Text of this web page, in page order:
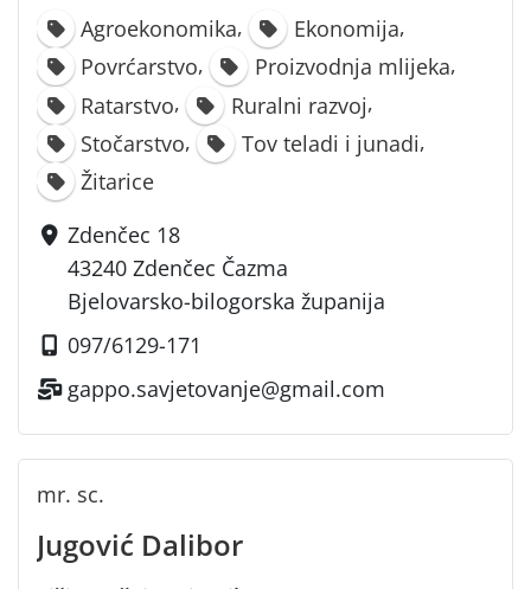
Agroekonomika, Ekonomija,
Povrćarstvo, Proizvodnja mlijeka,
Ratarstvo, Ruralni razvoj,
Stočarstvo, Tov teladi i junadi,
Žitarice
Zdenčec 18
43240 Zdenčec Čazma
Bjelovarsko-bilogorska županija
097/6129-171
gappo.savjetovanje@gmail.com
mr. sc.
Jugović Dalibor